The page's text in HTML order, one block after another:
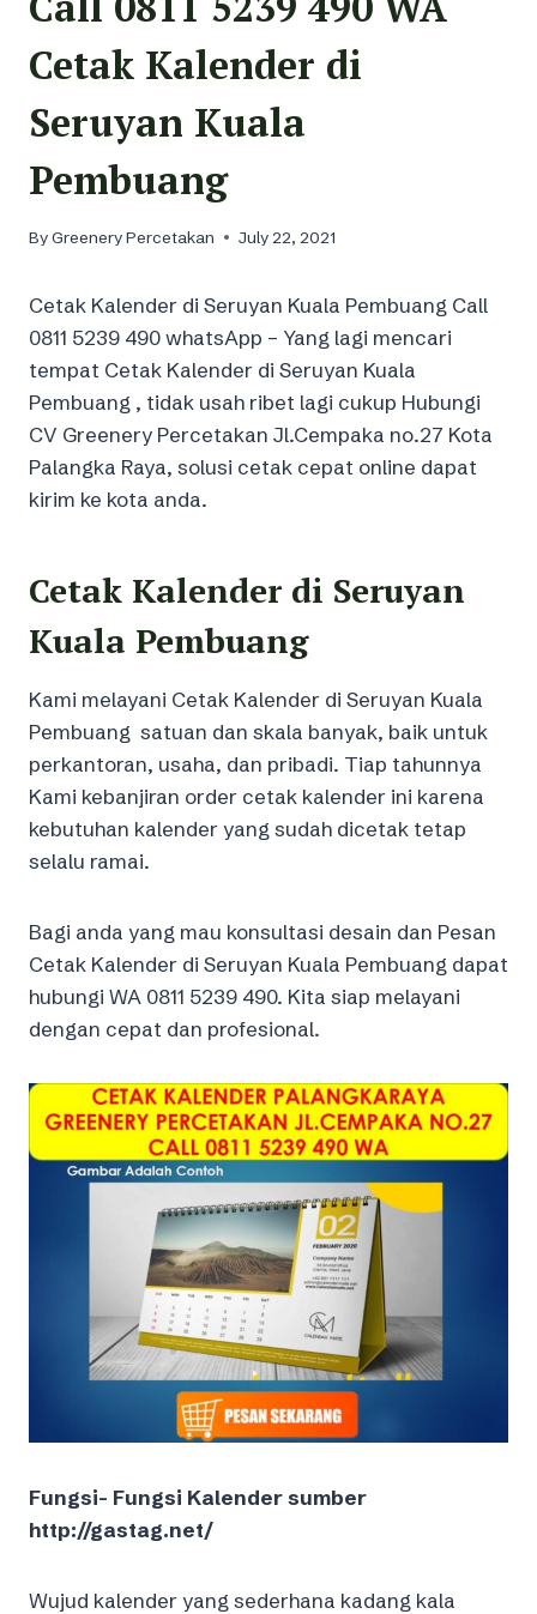
Cetak Kalender di
Seruyan Kuala
Pembuang
ByGreenery Percetakan July 22, 2021
Cetak Kalender di Seruyan Kuala Pembuang Call
0811 5239 490 whatsApp – Yang lagi mencari
tempat Cetak Kalender di Seruyan Kuala
Pembuang , tidak usah ribet lagi cukup Hubungi
CV Greenery Percetakan Jl.Cempaka no.27 Kota
Palangka Raya, solusi cetak cepat online dapat
kirim ke kota anda.
Cetak Kalender di Seruyan
Kuala Pembuang
Kami melayani Cetak Kalender di Seruyan Kuala
Pembuang satuan dan skala banyak, baik untuk
perkantoran, usaha, dan pribadi. Tiap tahunnya
Kami kebanjiran order cetak kalender ini karena
kebutuhan kalender yang sudah dicetak tetap
selalu ramai.
Bagi anda yang mau konsultasi desain dan Pesan
Cetak Kalender di Seruyan Kuala Pembuang dapat
hubungi WA 0811 5239 490. Kita siap melayani
dengan cepat dan profesional.
Fungsi- Fungsi Kalender sumber
http://gastag.net/
Wujud kalender yang sederhana kadang kala